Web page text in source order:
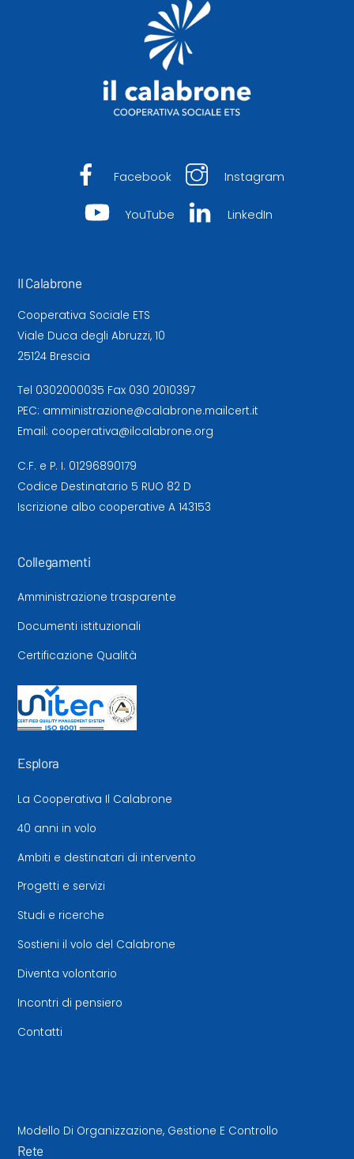
Top
Facebook Instagram
YouTube LinkedIn
Il Calabrone
Cooperativa Sociale ETS
Viale Duca degli Abruzzi, 10
25124 Brescia
Tel 0302000035 Fax 030 2010397
PEC: amministrazione@calabrone.mailcert.it
Email: cooperativa@ilcalabrone.org
C.F. e P. I. 01296890179
Codice Destinatario 5 RUO 82 D
Iscrizione albo cooperative A 143153
Collegamenti
Amministrazione trasparente
Documenti istituzionali
Certificazione Qualità
Esplora
La Cooperativa Il Calabrone
40 anni in volo
Ambiti e destinatari di intervento
Progetti e servizi
Studi e ricerche
Sostieni il volo del Calabrone
Diventa volontario
Incontri di pensiero
Contatti
Modello Di Organizzazione, Gestione E Controllo
Rete